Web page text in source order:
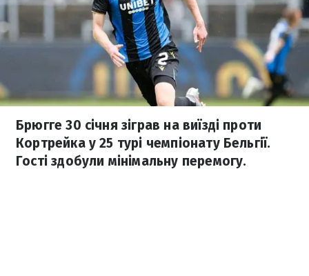
Брюгге 30 січня зіграв на виїзді проти
Кортрейка у 25 турі чемпіонату Бельгії.
Гості здобули мінімальну перемогу.